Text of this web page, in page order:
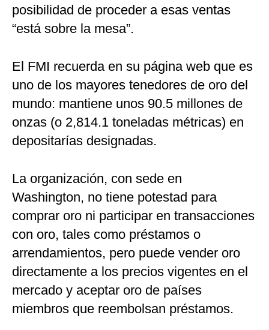
posibilidad de proceder a esas ventas
“está sobre la mesa”.
El FMI recuerda en su página web que es
uno de los mayores tenedores de oro del
mundo: mantiene unos 90.5 millones de
onzas (o 2,814.1 toneladas métricas) en
depositarías designadas.
La organización, con sede en
Washington, no tiene potestad para
comprar oro ni participar en transacciones
con oro, tales como préstamos o
arrendamientos, pero puede vender oro
directamente a los precios vigentes en el
mercado y aceptar oro de países
miembros que reembolsan préstamos.